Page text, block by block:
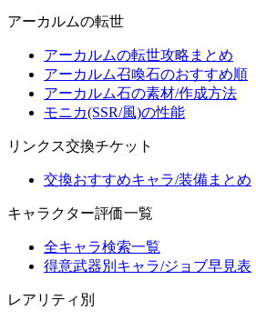
アーカルムの転世
アーカルムの転世攻略まとめ
アーカルム召喚石のおすすめ順
アーカルム石の素材/作成方法
モニカ(SSR/風)の性能
リンクス交換チケット
交換おすすめキャラ/装備まとめ
キャラクター評価一覧
全キャラ検索一覧
得意武器別キャラ/ジョブ早見表
レアリティ別